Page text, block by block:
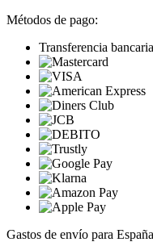
Métodos de pago:
Transferencia bancaria
Gastos de envío para España